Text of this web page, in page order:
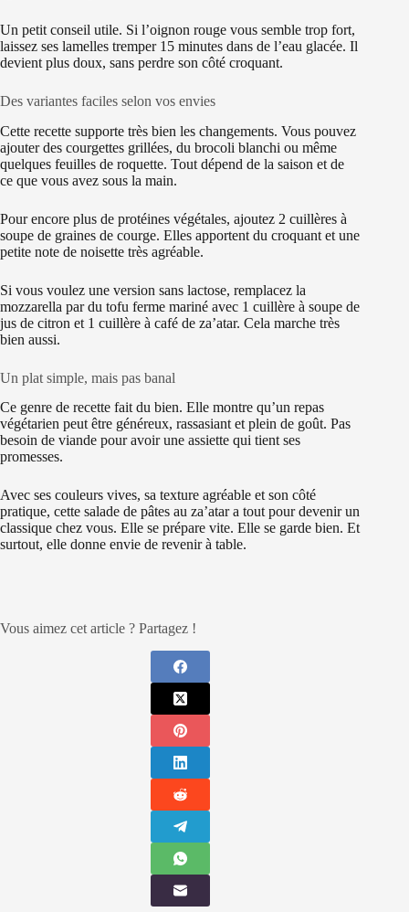
Un petit conseil utile. Si l’oignon rouge vous semble trop fort,
laissez ses lamelles tremper 15 minutes dans de l’eau glacée. Il
devient plus doux, sans perdre son côté croquant.
Des variantes faciles selon vos envies
Cette recette supporte très bien les changements. Vous pouvez
ajouter des courgettes grillées, du brocoli blanchi ou même
quelques feuilles de roquette. Tout dépend de la saison et de
ce que vous avez sous la main.
Pour encore plus de protéines végétales, ajoutez 2 cuillères à
soupe de graines de courge. Elles apportent du croquant et une
petite note de noisette très agréable.
Si vous voulez une version sans lactose, remplacez la
mozzarella par du tofu ferme mariné avec 1 cuillère à soupe de
jus de citron et 1 cuillère à café de za’atar. Cela marche très
bien aussi.
Un plat simple, mais pas banal
Ce genre de recette fait du bien. Elle montre qu’un repas
végétarien peut être généreux, rassasiant et plein de goût. Pas
besoin de viande pour avoir une assiette qui tient ses
promesses.
Avec ses couleurs vives, sa texture agréable et son côté
pratique, cette salade de pâtes au za’atar a tout pour devenir un
classique chez vous. Elle se prépare vite. Elle se garde bien. Et
surtout, elle donne envie de revenir à table.
Vous aimez cet article ? Partagez !